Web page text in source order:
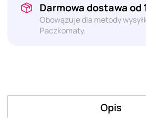
Darmowa dostawa od
Obowązuje dla metody
Paczkomaty.
Opis